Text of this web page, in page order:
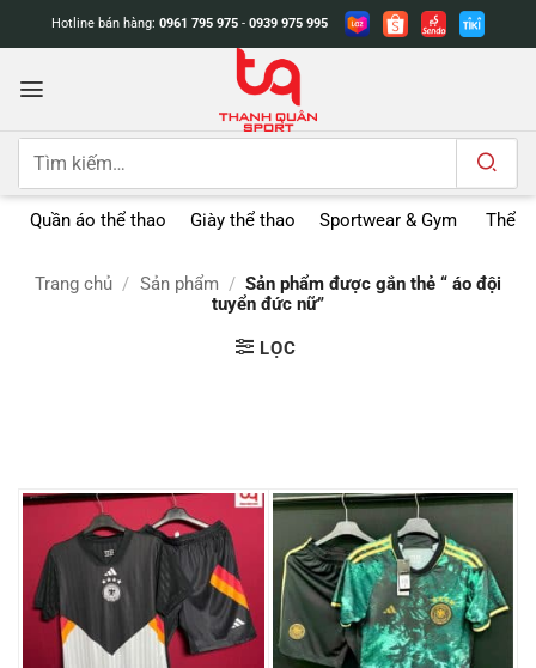
dung
Hotline bán hàng: 0961 795 975 - 0939 975 995
Tìm
Quần áo thể thao Giày thể thao Sportwear & Gym Thể
Trang chủ / Sản phẩm / Sản phẩm được gắn thẻ “ áo đội
tuyển đức nữ”
LỌC